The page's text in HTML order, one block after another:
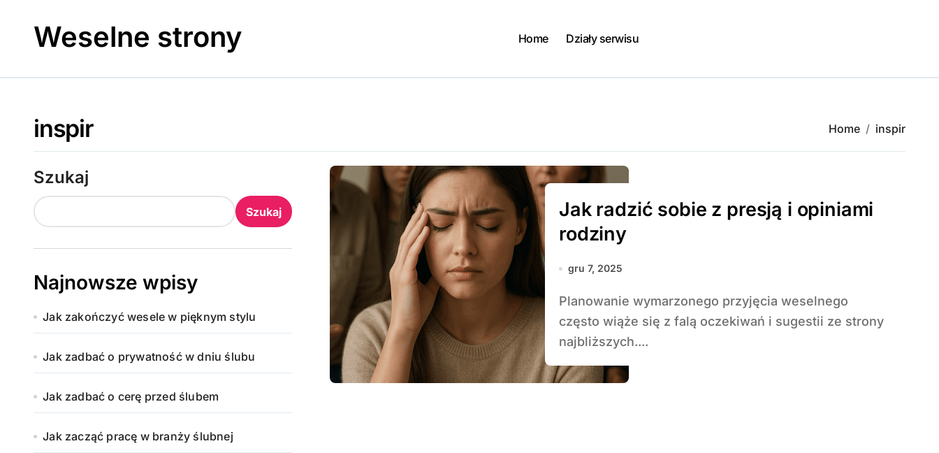
contentWeselne strony Home Działy serwisu
inspir Home inspir
Szukaj
Szukaj
Najnowsze wpisy
Jak zakończyć wesele w pięknym stylu
Jak zadbać o prywatność w dniu ślubu
Jak zadbać o cerę przed ślubem
Jak zacząć pracę w branży ślubnej
Jak radzić sobie z presją i opiniami
rodziny
gru 7, 2025
Planowanie wymarzonego przyjęcia weselnego
często wiąże się z falą oczekiwań i sugestii ze strony
najbliższych....